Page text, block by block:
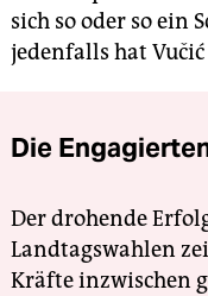
sich so oder so ein
jedenfalls hat
Die
Der drohende
Landtagswahlen
Kräfte inzwischen